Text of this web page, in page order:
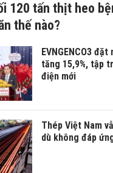
120 tấn thịt heo
thế nào?
EVNGENCO3
tăng 15,9%, tập
điện mới
Thép Việt Nam
dù không đáp